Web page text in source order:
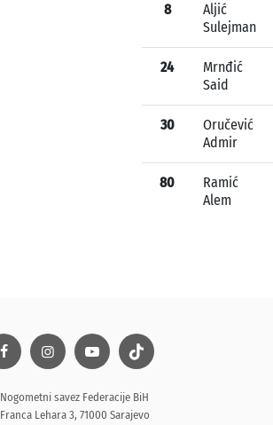
8
Aljić
Sulejman
24
Mrnđić
Said
30
Oručević
Admir
80
Ramić
Alem
Nogometni savez Federacije BiH
Franca Lehara 3, 71000 Sarajevo